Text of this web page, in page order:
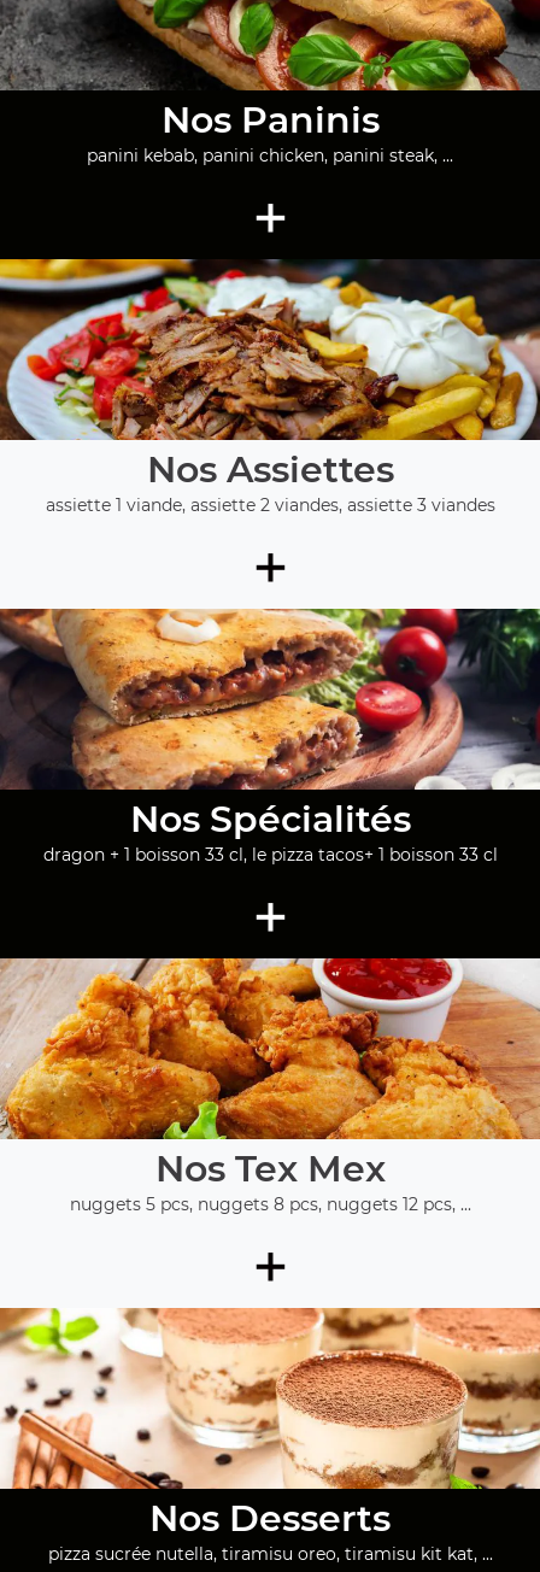
Nos Paninis
panini kebab, panini chicken, panini steak, ...
+
Nos Assiettes
assiette 1 viande, assiette 2 viandes, assiette 3 viandes
+
Nos Spécialités
dragon + 1 boisson 33 cl, le pizza tacos+ 1 boisson 33 cl
+
Nos Tex Mex
nuggets 5 pcs, nuggets 8 pcs, nuggets 12 pcs, ...
+
Nos Desserts
pizza sucrée nutella, tiramisu oreo, tiramisu kit kat, ...